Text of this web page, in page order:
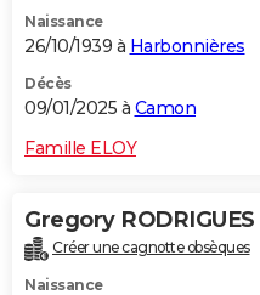
Naissance
26/10/1939 à Harbonnières
Décès
09/01/2025 à Camon
Famille ELOY
Gregory RODRIGUES
Créer une cagnotte obsèques
Naissance